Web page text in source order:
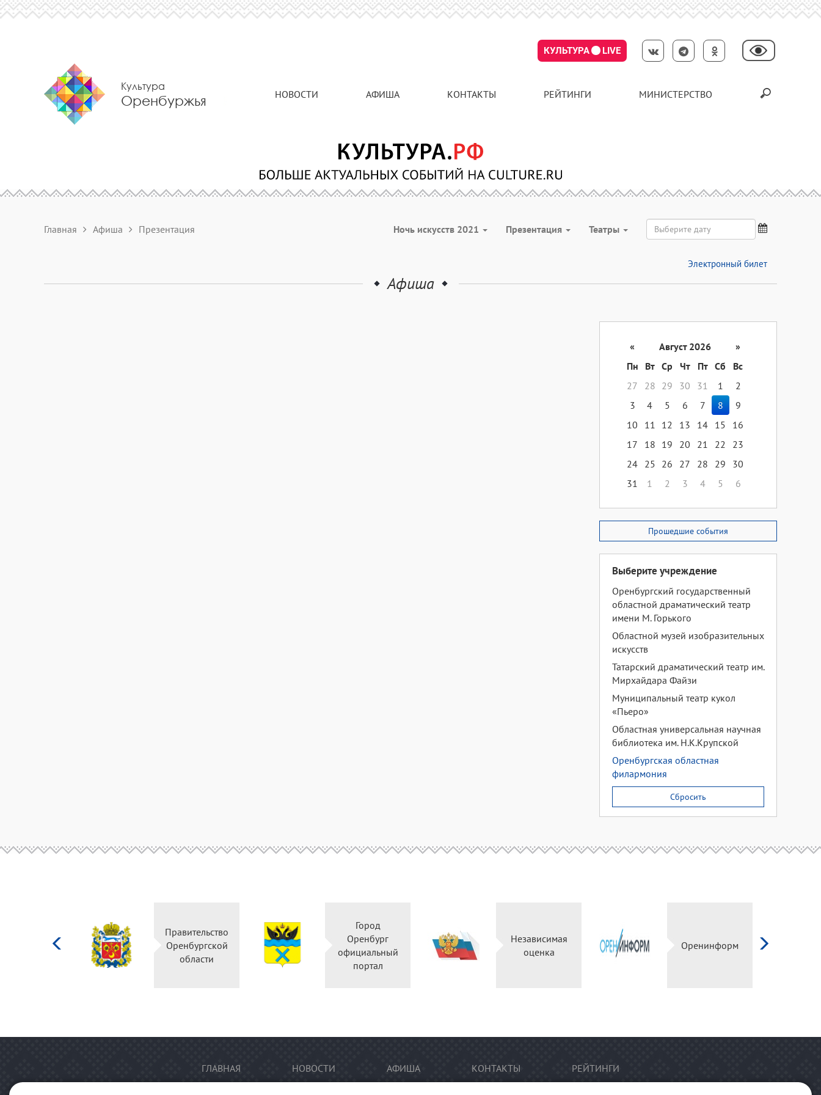
КУЛЬТУРА LIVE
Культура
Оренбуржья НОВОСТИ АФИША КОНТАКТЫ РЕЙТИНГИ МИНИСТЕРСТВО
Главная Афиша Презентация Ночь искусств 2021 Презентация Театры
Электронный билет
Афиша
« Август 2026
»
Пн
Вт Ср Чт Пт Сб
Вс
27
28 29 30 31 1
2
3
4 5 6 7 8
9
10
11 12 13 14 15
16
17
18 19 20 21 22
23
24 25 26 27 28 29
30
31
1 2 3 4 5 6
Прошедшие события
Выберите учреждение
Оренбургский государственный
областной драматический театр
имени М. Горького
Областной музей изобразительных
искусств
Татарский драматический театр им.
Мирхайдара Файзи
Муниципальный театр кукол
«Пьеро»
Областная универсальная научная
библиотека им. Н.К.Крупской
Оренбургская областная
филармония
Сбросить
Правительство
Оренбургской
области
Город
Оренбург
официальный
портал
Независимая
оценка
Оренинформ
ГЛАВНАЯ НОВОСТИ АФИША КОНТАКТЫ РЕЙТИНГИ